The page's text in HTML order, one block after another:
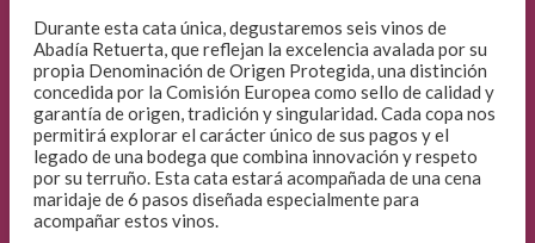
Durante esta cata única, degustaremos seis vinos de
Abadía Retuerta, que reflejan la excelencia avalada por su
propia Denominación de Origen Protegida, una distinción
concedida por la Comisión Europea como sello de calidad y
garantía de origen, tradición y singularidad. Cada copa nos
permitirá explorar el carácter único de sus pagos y el
legado de una bodega que combina innovación y respeto
por su terruño. Esta cata estará acompañada de una cena
maridaje de 6 pasos diseñada especialmente para
acompañar estos vinos.